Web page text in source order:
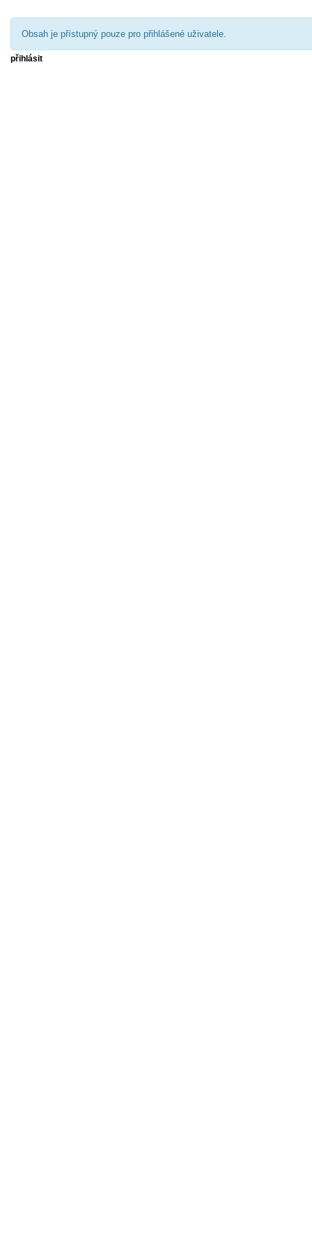
Obsah je přístupný pouze pro přihlášené uživatele.
přihlásit